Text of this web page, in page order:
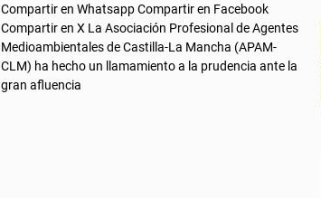
Compartir en Whatsapp Compartir en Facebook
Compartir en X La Asociación Profesional de Agentes
Medioambientales de Castilla-La Mancha (APAM-
CLM) ha hecho un llamamiento a la prudencia ante la
gran afluencia